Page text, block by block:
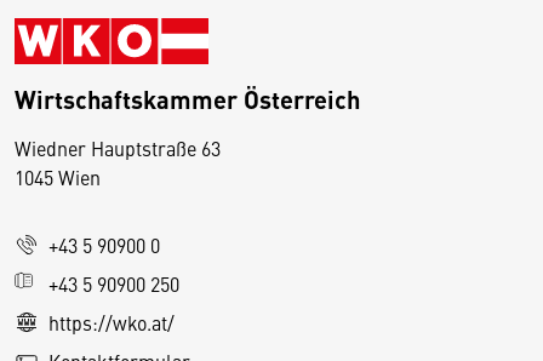
Wirtschaftskammer Österreich
Wiedner Hauptstraße 63
1045 Wien
+43 5 90900 0
+43 5 90900 250
https://wko.at/
D
s
e
S
e